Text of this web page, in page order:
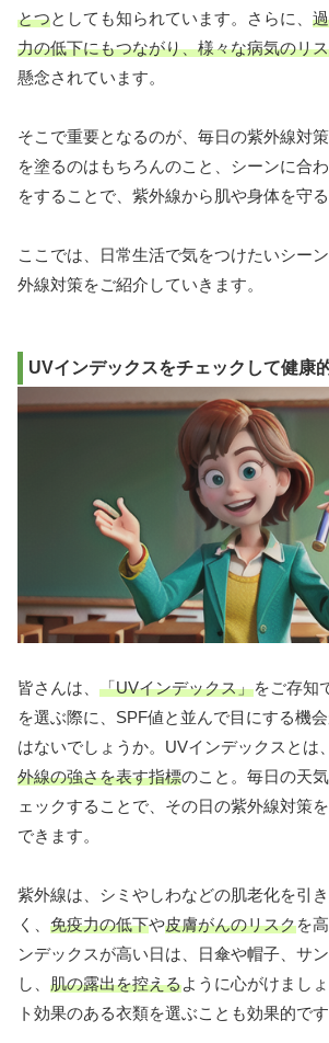
とつとしても知られています。さらに、
力の低下にもつながり、様々な病気のリ
懸念されています。
そこで重要となるのが、毎日の紫外線対
を塗るのはもちろんのこと、シーンに合
をすることで、紫外線から肌や身体を守る
ここでは、日常生活で気をつけたいシー
外線対策をご紹介していきます。
UVインデックスをチェックして健康
皆さんは、 「UVインデックス」をご存知
を選ぶ際に、SPF値と並んで目にする機
はないでしょうか。UVインデックスとは、
外線の強さを表す指標のこと。毎日の天
ェックすることで、その日の紫外線対策
できます。
紫外線は、シミやしわなどの肌老化を引
く、 免疫力の低下や皮膚がんのリスクを
ンデックスが高い日は、日傘や帽子、サ
し、 肌の露出を控えるように心がけまし
ト効果のある衣類を選ぶことも効果的です